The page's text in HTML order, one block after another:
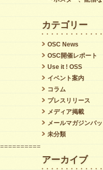
カテゴリー
OSC News
OSC開催レポート
Use it ! OSS
イベント案内
コラム
プレスリリース
メディア掲載
メールマガジンバ
未分類
アーカイブ